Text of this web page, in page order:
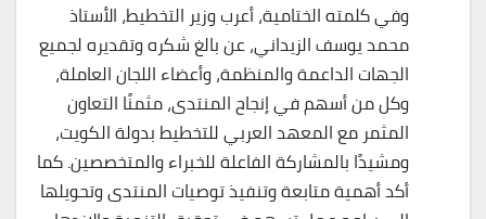
وفي كلمته الختامية، أعرب وزير التخطيط، الأستاذ
محمد يوسف الزيداني، عن بالغ شكره وتقديره لجميع
الجهات الداعمة والمنظمة، وأعضاء اللجان العاملة،
وكل من أسهم في إنجاح المنتدى، مثمنًا التعاون
المثمر مع المعهد العربي للتخطيط بدولة الكويت،
ومشيدًا بالمشاركة الفاعلة للخبراء والمتخصصين. كما
أكد أهمية متابعة وتنفيذ توصيات المنتدى وتحويلها